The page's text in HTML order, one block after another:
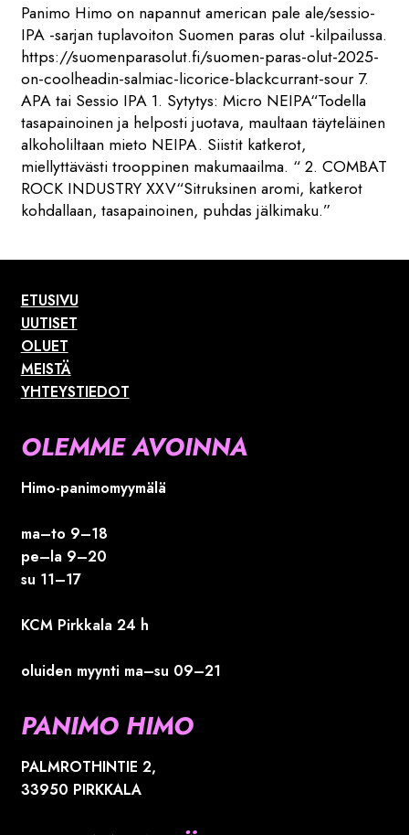
Panimo Himo on napannut american pale ale/sessio-
IPA -sarjan tuplavoiton Suomen paras olut -kilpailussa.
https://suomenparasolut.fi/suomen-paras-olut-2025-
on-coolheadin-salmiac-licorice-blackcurrant-sour 7.
APA tai Sessio IPA 1. Sytytys: Micro NEIPA“Todella
tasapainoinen ja helposti juotava, maultaan täyteläinen
alkoholiltaan mieto NEIPA. Siistit katkerot,
miellyttävästi trooppinen makumaailma. “ 2. COMBAT
ROCK INDUSTRY XXV“Sitruksinen aromi, katkerot
kohdallaan, tasapainoinen, puhdas jälkimaku.”
ETUSIVU
UUTISET
OLUET
MEISTÄ
YHTEYSTIEDOT
OLEMME AVOINNA
Himo-panimomyymälä
ma–to 9–18
pe–la 9–20
su 11–17
KCM Pirkkala 24 h
oluiden myynti ma–su 09–21
PANIMO HIMO
PALMROTHINTIE 2,
33950 PIRKKALA